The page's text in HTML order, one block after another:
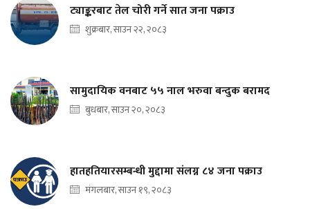
ट्याङ्करबाट तेल चोरी गर्ने सात जना पक्राउ
शुक्रबार, साउन २२, २०८३
सामुदायिक वनबाट ५५ नाल भरुवा बन्दुक बरामद
बुधबार, साउन २०, २०८३
हातहतियारसम्बन्धी मुद्दामा संलग्न ८४ जना पक्राउ
मंगलबार, साउन १९, २०८३